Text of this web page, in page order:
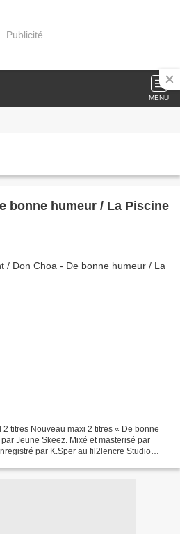
Publicité
MENU
bonne humeur / La Piscine
titres Nouveau maxi 2 titres « De bonne
Mixé et masterisé par
par K.Sper au fil2lencre Studio